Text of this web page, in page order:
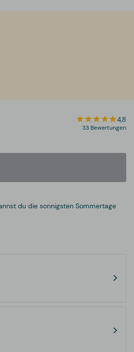
4,8
33 Bewertungen
du die sonnigsten Sommertage
>
>